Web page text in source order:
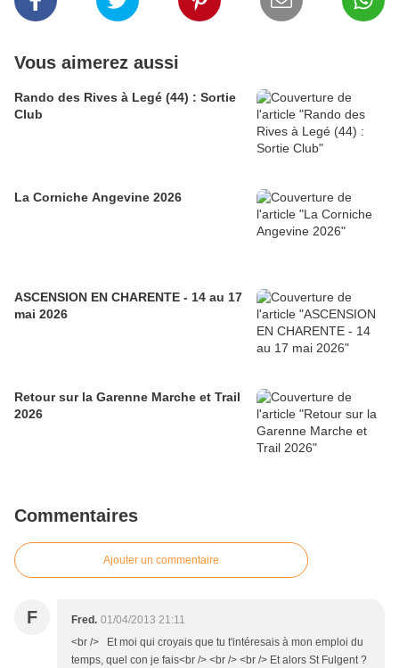
Vous aimerez aussi
Rando des Rives à Legé (44) : Sortie
Club
La Corniche Angevine 2026
ASCENSION EN CHARENTE - 14 au 17
mai 2026
Retour sur la Garenne Marche et Trail
2026
Commentaires
Ajouter un commentaire
F Fred. 01/04/2013 21:11
<br /> Et moi qui croyais que tu t'intéresais à mon emploi du
temps, quel con je fais<br /> <br /> <br /> Et alors St Fulgent ?